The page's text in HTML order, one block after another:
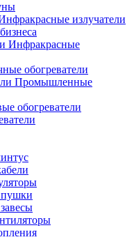
излучатели
Инфракрасные
обогреватели
Промышленные
обогреватели